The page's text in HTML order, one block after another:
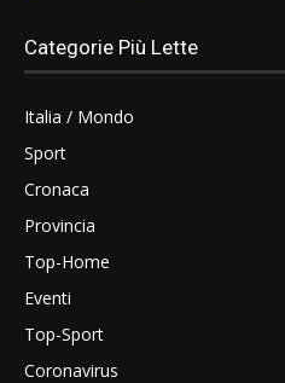
Categorie Più Lette
Italia / Mondo
Sport
Cronaca
Provincia
Top-Home
Eventi
Top-Sport
Coronavirus